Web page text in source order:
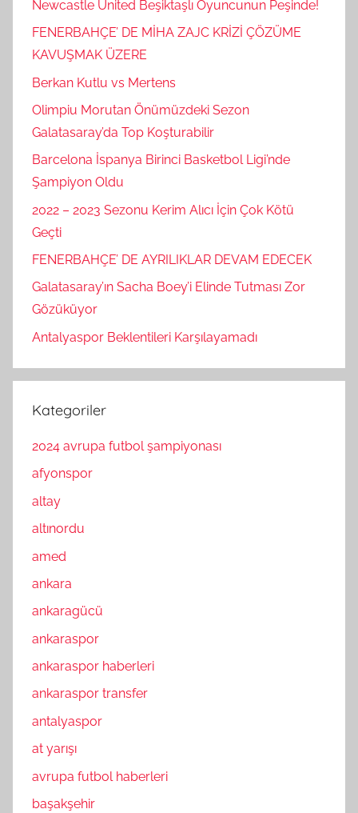
Newcastle United Beşiktaşlı Oyuncunun Peşinde!
FENERBAHÇE’ DE MİHA ZAJC KRİZİ ÇÖZÜME
KAVUŞMAK ÜZERE
Berkan Kutlu vs Mertens
Olimpiu Morutan Önümüzdeki Sezon
Galatasaray’da Top Koşturabilir
Barcelona İspanya Birinci Basketbol Ligi’nde
Şampiyon Oldu
2022 – 2023 Sezonu Kerim Alıcı İçin Çok Kötü
Geçti
FENERBAHÇE’ DE AYRILIKLAR DEVAM EDECEK
Galatasaray’ın Sacha Boey’i Elinde Tutması Zor
Gözüküyor
Antalyaspor Beklentileri Karşılayamadı
Kategoriler
2024 avrupa futbol şampiyonası
afyonspor
altay
altınordu
amed
ankara
ankaragücü
ankaraspor
ankaraspor haberleri
ankaraspor transfer
antalyaspor
at yarışı
avrupa futbol haberleri
başakşehir